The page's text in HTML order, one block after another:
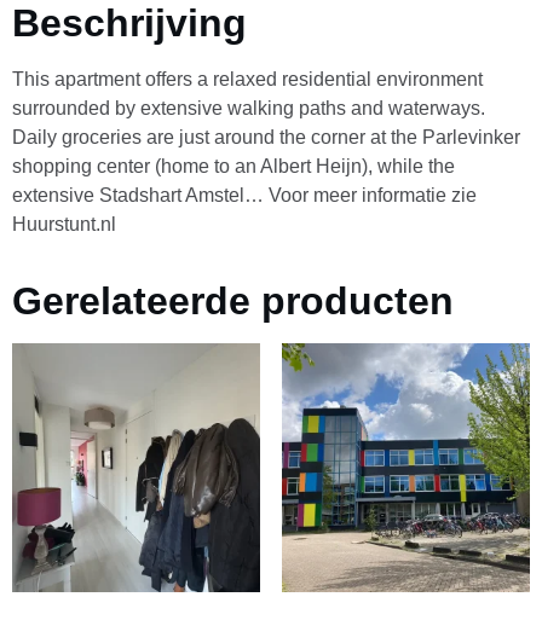
Beschrijving
This apartment offers a relaxed residential environment
surrounded by extensive walking paths and waterways.
Daily groceries are just around the corner at the Parlevinker
shopping center (home to an Albert Heijn), while the
extensive Stadshart Amstel… Voor meer informatie zie
Huurstunt.nl
Gerelateerde producten